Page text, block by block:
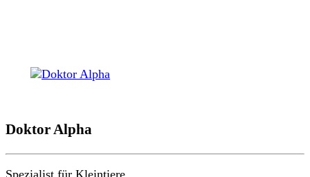
Doktor Alpha
Spezialist für Kleintiere